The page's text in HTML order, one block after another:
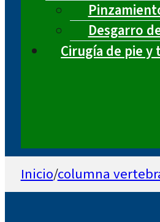
Desgarro
Cirugía de pie
Inicio/columna